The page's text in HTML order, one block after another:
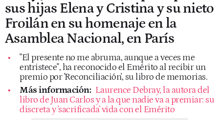
sus hijas Elena y Cristina y su nieto
Froilán en su homenaje en la
Asamblea Nacional, en París
"El presente no me abruma, aunque a veces me
entristece", ha reconocido el Emérito al recibir un
premio por 'Reconciliación', su libro de memorias.
Más información: Laurence Debray, la autora del
libro de Juan Carlos y a la que nadie va a premiar: su
discreta y 'sacrificada' vida con el Emérito